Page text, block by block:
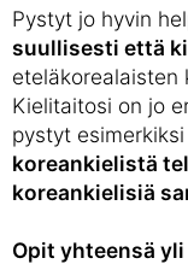
Pystyt jo hyvin
suullisesti että
eteläkorealaisten
Kielitaitosi on jo
pystyt
koreankielistä
koreankielisiä
Opit yhteensä